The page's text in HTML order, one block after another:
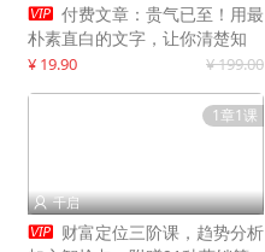
 付费文章：贵气已至！用最
朴素直白的文字，让你清楚知
道，该如何接住这一次时代的泼
¥ 19.90 ¥ 199.00
1章1课
 千启
 财富定位三阶课，趋势分析